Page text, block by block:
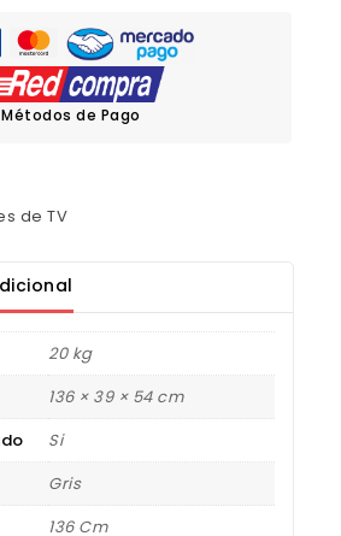
Métodos de Pago
de TV
20 kg
136 × 39 × 54 cm
Si
Gris
136 Cm